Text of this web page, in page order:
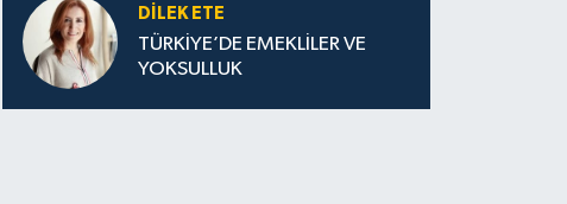
DILEK ETE
TÜRKİYE’DE EMEKLİLER VE
YOKSULLUK